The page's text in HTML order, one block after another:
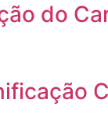
do